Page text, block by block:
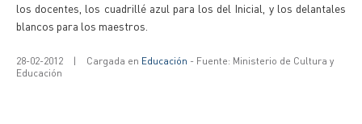
los docentes, los cuadrillé azul para los del Inicial, y los delantales
blancos para los maestros.
28-02-2012 | Cargada en Educación - Fuente: Ministerio de Cultura y
Educación